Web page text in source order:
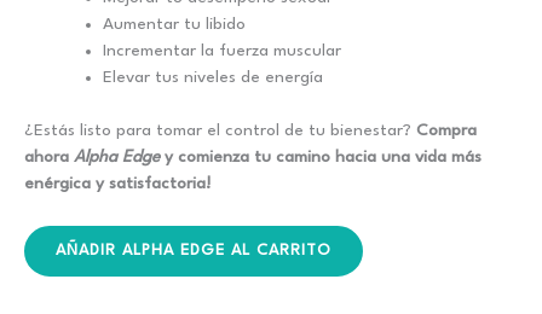
Aumentar tu libido
Incrementar la fuerza muscular
Elevar tus niveles de energía
¿Estás listo para tomar el control de tu bienestar? Compra
ahora Alpha Edgey comienza tu camino hacia una vida más
enérgica y satisfactoria!
AÑADIR ALPHA EDGE AL CARRITO